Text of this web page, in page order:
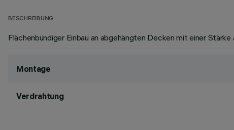
BESCHREIBUNG
Flächenbündiger Einbau an abgehängten Decken mit einer
Montage
Verdrahtung